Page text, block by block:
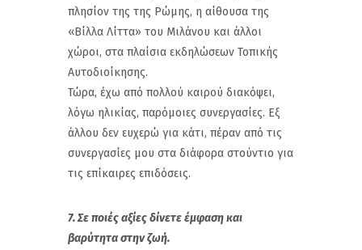
πλησίον της της Ρώμης, η αίθουσα της
«Βίλλα Λίττα» του Μιλάνου και άλλοι
χώροι, στα πλαίσια εκδηλώσεων Τοπικής
Αυτοδιοίκησης.
Τώρα, έχω από πολλού καιρού διακόψει,
λόγω ηλικίας, παρόμοιες συνεργασίες. Εξ
άλλου δεν ευχερώ για κάτι, πέραν από τις
συνεργασίες μου στα διάφορα στούντιο για
τις επίκαιρες επιδόσεις.
7. Σε ποιές αξίες δίνετε έμφαση και
βαρύτητα στην ζωή.